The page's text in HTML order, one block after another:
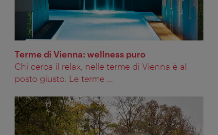
Terme di Vienna: wellness puro
Chi cerca il relax, nelle terme di Vienna è al
posto giusto. Le terme ...